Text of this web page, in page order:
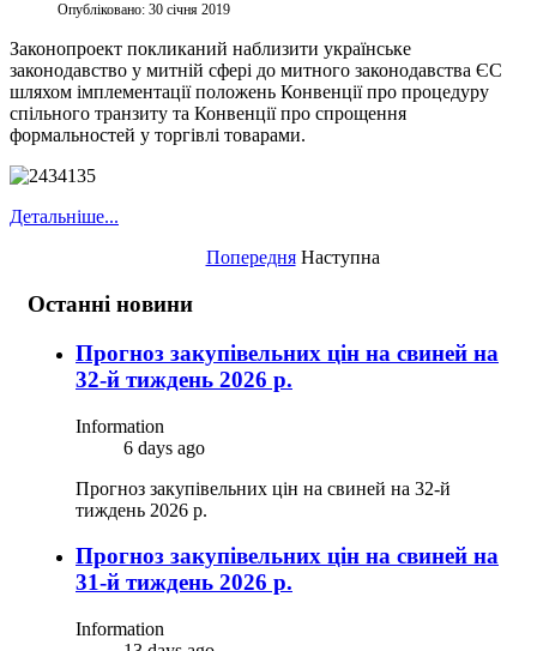
Опубліковано: 30 січня 2019
Законопроект покликаний наблизити українське
законодавство у митній сфері до митного законодавства ЄС
шляхом імплементації положень Конвенції про процедуру
спільного транзиту та Конвенції про спрощення
формальностей у торгівлі товарами.
Детальніше...
Попередня Наступна
Останні новини
Прогноз закупівельних цін на свиней на
32-й тиждень 2026 р.
Information
6 days ago
Прогноз закупівельних цін на свиней на 32-й
тиждень 2026 р.
Прогноз закупівельних цін на свиней на
31-й тиждень 2026 р.
Information